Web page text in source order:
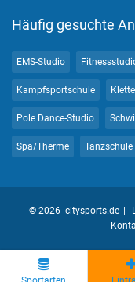
Häufig gesuchte
EMS-Studio
Kampfsportschule
Pole Dance-Studio
Spa/Therme Tanzschule
© 2026 citysports.de